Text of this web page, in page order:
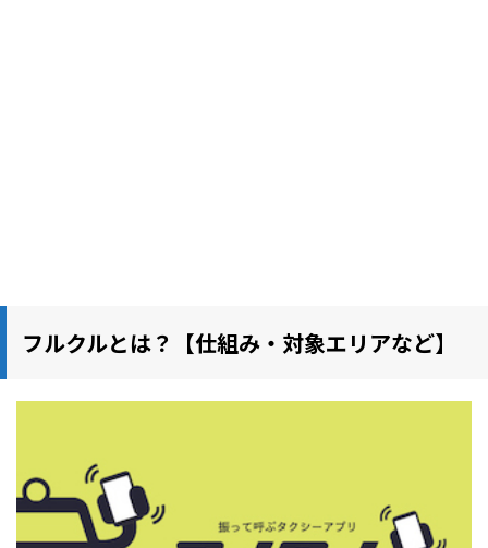
フルクルとは？【仕組み・対象エリアなど】